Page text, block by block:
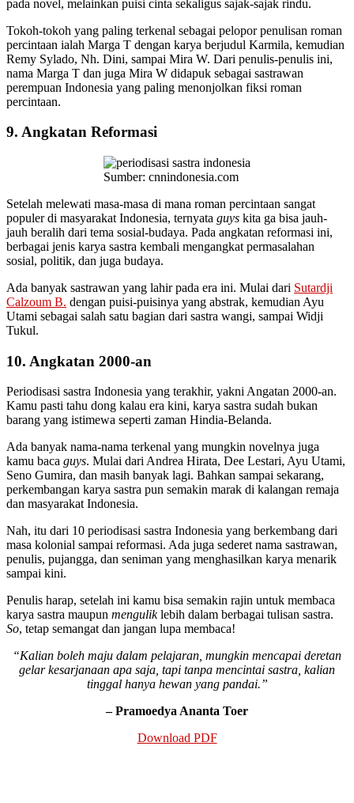
pada novel, melainkan puisi cinta sekaligus sajak-sajak rindu.
Tokoh-tokoh yang paling terkenal sebagai pelopor penulisan roman
percintaan ialah Marga T dengan karya berjudul Karmila, kemudian
Remy Sylado, Nh. Dini, sampai Mira W. Dari penulis-penulis ini,
nama Marga T dan juga Mira W didapuk sebagai sastrawan
perempuan Indonesia yang paling menonjolkan fiksi roman
percintaan.
9. Angkatan Reformasi
Sumber: cnnindonesia.com
Setelah melewati masa-masa di mana roman percintaan sangat
populer di masyarakat Indonesia, ternyata guys kita ga bisa jauh-
jauh beralih dari tema sosial-budaya. Pada angkatan reformasi ini,
berbagai jenis karya sastra kembali mengangkat permasalahan
sosial, politik, dan juga budaya.
Ada banyak sastrawan yang lahir pada era ini. Mulai dari Sutardji
Calzoum B. dengan puisi-puisinya yang abstrak, kemudian Ayu
Utami sebagai salah satu bagian dari sastra wangi, sampai Widji
Tukul.
10. Angkatan 2000-an
Periodisasi sastra Indonesia yang terakhir, yakni Angatan 2000-an.
Kamu pasti tahu dong kalau era kini, karya sastra sudah bukan
barang yang istimewa seperti zaman Hindia-Belanda.
Ada banyak nama-nama terkenal yang mungkin novelnya juga
kamu baca guys. Mulai dari Andrea Hirata, Dee Lestari, Ayu Utami,
Seno Gumira, dan masih banyak lagi. Bahkan sampai sekarang,
perkembangan karya sastra pun semakin marak di kalangan remaja
dan masyarakat Indonesia.
Nah, itu dari 10 periodisasi sastra Indonesia yang berkembang dari
masa kolonial sampai reformasi. Ada juga sederet nama sastrawan,
penulis, pujangga, dan seniman yang menghasilkan karya menarik
sampai kini.
Penulis harap, setelah ini kamu bisa semakin rajin untuk membaca
karya sastra maupun menguliklebih dalam berbagai tulisan sastra.
So, tetap semangat dan jangan lupa membaca!
“Kalian boleh maju dalam pelajaran, mungkin mencapai deretan
gelar kesarjanaan apa saja, tapi tanpa mencintai sastra, kalian
tinggal hanya hewan yang pandai.”
– Pramoedya Ananta Toer
Download PDF